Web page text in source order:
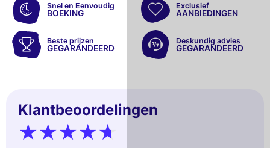
Snel en Eenvoudig
BOEKING
Exclusief
AANBIEDINGEN
Beste prijzen
GEGARANDEERD
Deskundig advies
GEGARANDEERD
Klantbeoordelingen